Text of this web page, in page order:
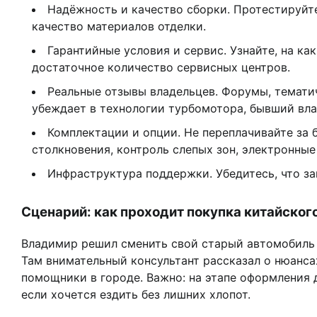
Надёжность и качество сборки.
качество материалов отделки.
Гарантийные условия и сервис. Узнайте, на
достаточное количество сервисных центров.
Реальные отзывы владельцев. Форумы,
убеждает в технологии турбомотора, бывший
Комплектации и опции. Не переплачивайте
столкновения, контроль слепых зон,
Инфраструктура поддержки. Убедитесь, что
Сценарий: как проходит покупка
Владимир решил сменить свой старый
Там внимательный консультант рассказал о
помощники в городе. Важно: на этапе оформления
если хочется ездить без лишних хлопот.